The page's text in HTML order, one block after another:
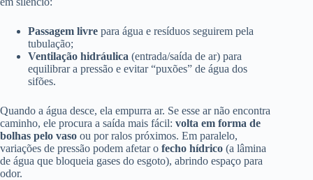
Passagem livre para água e resíduos seguirem pela
tubulação;
Ventilação hidráulica (entrada/saída de ar) para
equilibrar a pressão e evitar “puxões” de água dos
sifões.
Quando a água desce, ela empurra ar. Se esse ar não encontra
caminho, ele procura a saída mais fácil: volta em forma de
bolhas pelo vaso ou por ralos próximos. Em paralelo,
variações de pressão podem afetar o fecho hídrico (a lâmina
de água que bloqueia gases do esgoto), abrindo espaço para
odor.